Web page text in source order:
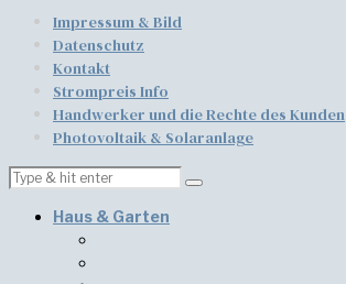
Impressum & Bild
Datenschutz
Kontakt
Strompreis Info
Handwerker und die Rechte des Kunden
Photovoltaik & Solaranlage
Haus & Garten